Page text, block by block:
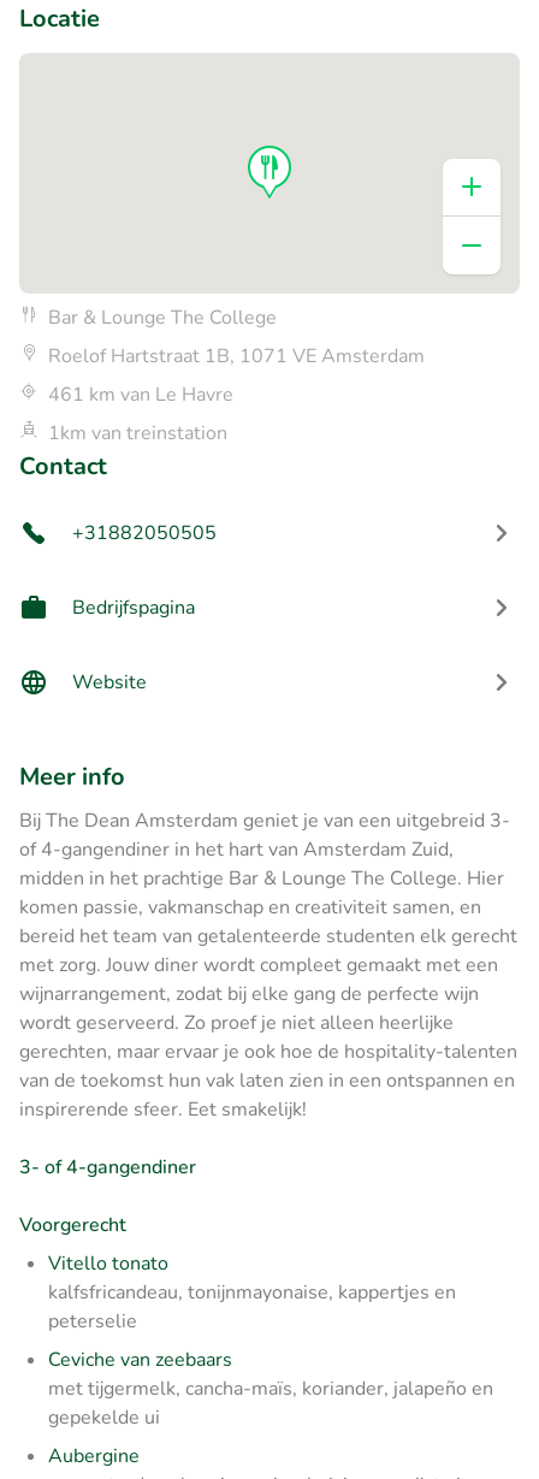
Locatie
Bar & Lounge The College
Roelof Hartstraat 1B, 1071 VE Amsterdam
461 km van Le Havre
1km van treinstation
Contact
+31882050505
Bedrijfspagina
Website
Meer info
Bij The Dean Amsterdam geniet je van een uitgebreid 3-
of 4-gangendiner in het hart van Amsterdam Zuid,
midden in het prachtige Bar & Lounge The College. Hier
komen passie, vakmanschap en creativiteit samen, en
bereid het team van getalenteerde studenten elk gerecht
met zorg. Jouw diner wordt compleet gemaakt met een
wijnarrangement, zodat bij elke gang de perfecte wijn
wordt geserveerd. Zo proef je niet alleen heerlijke
gerechten, maar ervaar je ook hoe de hospitality-talenten
van de toekomst hun vak laten zien in een ontspannen en
inspirerende sfeer. Eet smakelijk!
3- of 4-gangendiner
Voorgerecht
Vitello tonato
kalfsfricandeau, tonijnmayonaise, kappertjes en
peterselie
Ceviche van zeebaars
met tijgermelk, cancha-maïs, koriander, jalapeño en
gepekelde ui
Aubergine